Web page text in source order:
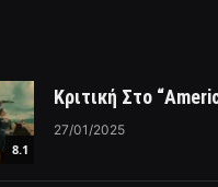
8.1
Κριτική Στο
27/01/2025